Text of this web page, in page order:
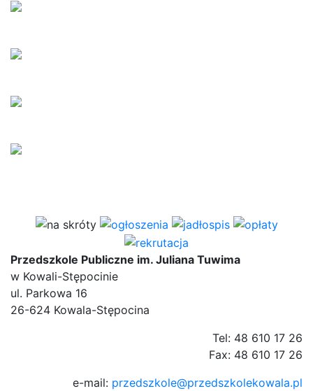
Przedszkole Publiczne im. Juliana Tuwima
w Kowali-Stępocinie
ul. Parkowa 16
26-624 Kowala-Stępocina
Tel: 48 610 17 26
Fax: 48 610 17 26
e-mail: przedszkole@przedszkolekowala.pl